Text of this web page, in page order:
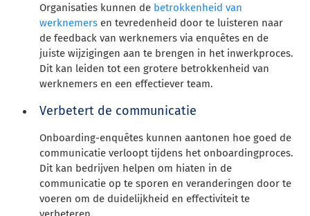
Organisaties kunnen de betrokkenheid van
werknemers en tevredenheid door te luisteren naar
de feedback van werknemers via enquêtes en de
juiste wijzigingen aan te brengen in het inwerkproces.
Dit kan leiden tot een grotere betrokkenheid van
werknemers en een effectiever team.
Verbetert de communicatie
Onboarding-enquêtes kunnen aantonen hoe goed de
communicatie verloopt tijdens het onboardingproces.
Dit kan bedrijven helpen om hiaten in de
communicatie op te sporen en veranderingen door te
voeren om de duidelijkheid en effectiviteit te